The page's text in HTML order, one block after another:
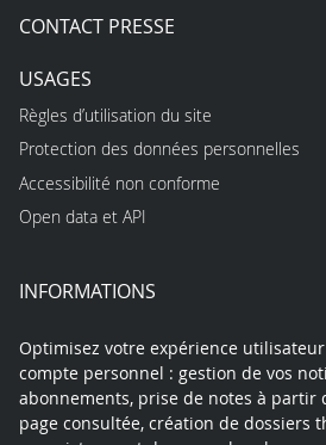
CONTACT PRESSE
USAGES
Règles d’utilisation du site
Protection des données personnelles
Accessibilité non conforme
Open data et API
INFORMATIONS
Optimisez votre expérience
compte personnel : gestion de vos
abonnements, prise de notes à partir
page consultée, création de dossiers